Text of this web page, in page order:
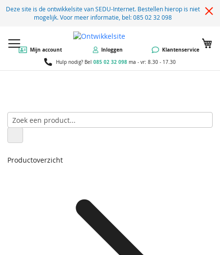
Deze site is de ontwikkelsite van SEDU-Internet. Bestellen hierop is niet
mogelijk. Voor meer informatie, bel: 085 02 32 098
Mijn account Inloggen Klantenservice
Hulp nodig? Bel 085 02 32 098 ma - vr: 8.30 - 17.30
Productoverzicht